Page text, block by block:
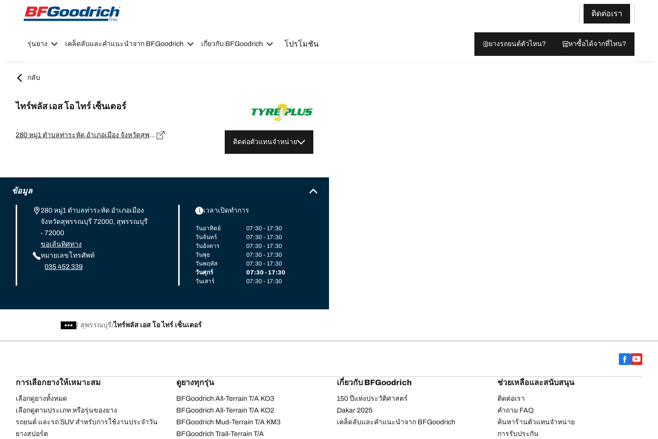
Go to page content
Go to page navigation
ติดต่อเรา
รุ่นยาง เคล็ดลับและคำแนะนำจาก BFGoodrich เกี่ยวกับ BFGoodrich โปรโมชัน ยางรถยนต์ตัวไหน? หาซื้อได้จากที่ไหน?
กลับ
ไทร์พลัส เอส โอ ไทร์ เซ็นเตอร์
280 หมู่1 ตำบลท่าระหัด อำเภอเมือง จังหวัดสุพรรณบุรี 72000, สุพรรณบุรี - 72000
ติดต่อตัวแทนจำหน่าย
ข้อมูล
280 หมู่1 ตำบลท่าระหัด อำเภอเมือง
จังหวัดสุพรรณบุรี 72000, สุพรรณบุรี
- 72000
ขอเส้นทิศทาง
หมายเลขโทรศัพท์
035 452 339
เวลาเปิดทำการ
วันอาทิตย์
07:30 - 17:30
วันจันทร์
07:30 - 17:30
วันอังคาร
07:30 - 17:30
วันพุธ
07:30 - 17:30
วันพฤหัส
07:30 - 17:30
วันศุกร์
07:30 - 17:30
วันเสาร์
07:30 - 17:30
/ สุพรรณบุรี ไทร์พลัส เอส โอ ไทร์ เซ็นเตอร์
การเลือกยางให้เหมาะสม
เลือกดูยางทั้งหมด
เลือกดูตามประเภท หรือรุ่นของยาง
รถยนต์ และรถ SUV สำหรับการใช้งานประจำวัน
ยางสปอร์ต
ดูยางทุกรุ่น
BFGoodrich All-Terrain T/A KO3
BFGoodrich All-Terrain T/A KO2
BFGoodrich Mud-Terrain T/A KM3
BFGoodrich Trail-Terrain T/A
เกี่ยวกับ BFGoodrich
150 ปีแห่งประวัติศาสตร์
Dakar 2025
เคล็ดลับและคำแนะนำจาก BFGoodrich
ช่วยเหลือและสนับสนุน
ติดต่อเรา
คำถาม FAQ
ค้นหาร้านตัวแทนจำหน่าย
การรับประกัน